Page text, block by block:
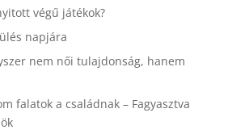
végű játékok?
napjára
nem női tulajdonság, hanem
falatok a családnak – Fagyasztva